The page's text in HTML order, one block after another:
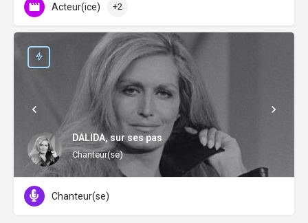
Acteur(ice) +2
DALIDA, sur ses pas
Chanteur(se)
Chanteur(se)